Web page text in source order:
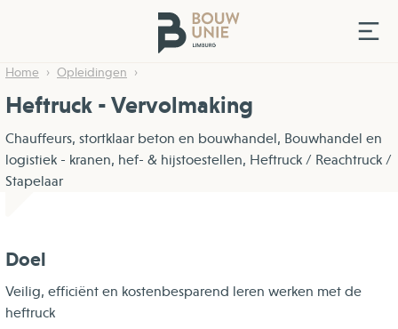
Home Opleidingen
Heftruck - Vervolmaking
Chauffeurs, stortklaar beton en bouwhandel, Bouwhandel en
logistiek - kranen, hef- & hijstoestellen, Heftruck / Reachtruck /
Stapelaar
Doel
Veilig, efficiënt en kostenbesparend leren werken met de
heftruck